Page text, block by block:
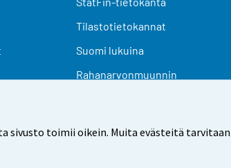
toimii oikein. Muita evästeitä
Tilastotietokannat
Suomi lukuina
Rahanarvonmuunnin